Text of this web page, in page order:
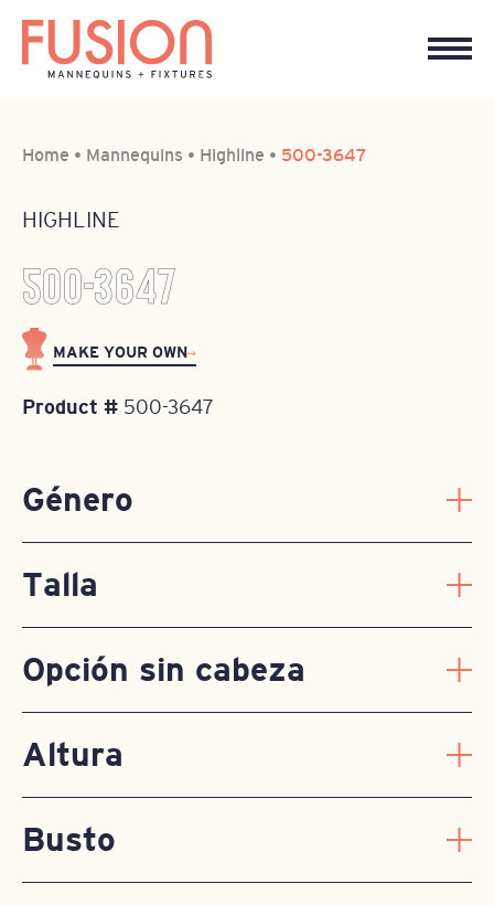
Home • Mannequins • Highline • 500-3647
HIGHLINE
500-3647
MAKE YOUR OWN
Product # 500-3647
Género
Talla
Opción sin cabeza
Altura
Busto